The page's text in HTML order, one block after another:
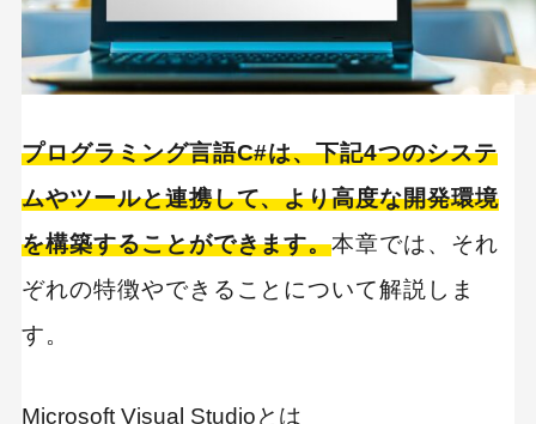
プログラミング言語C#は、下記4つのシステ
ムやツールと連携して、より高度な開発環境
を構築することができます。本章では、それ
ぞれの特徴やできることについて解説しま
す。
Microsoft Visual Studioとは